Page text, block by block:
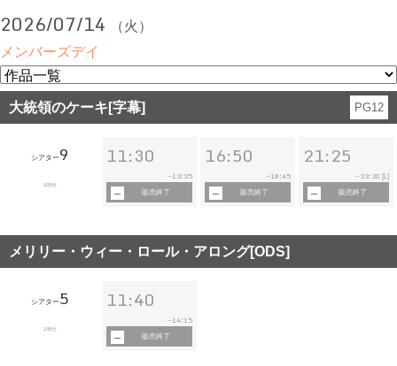
2026/07/14
（火）
メンバーズデイ
大統領のケーキ[字幕] PG12
シアター9
105分
11:30
~13:25
販売終了
16:50
~18:45
販売終了
21:25
~ 23:20 [L]
販売終了
メリリー・ウィー・ロール・アロング[ODS]
シアター5
145分
11:40
~ 14:15
販売終了